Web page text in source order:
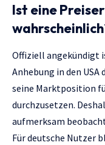
Ist eine
Offiziell angekündigt
Anhebung in den
seine Marktposition
durchzusetzen.
aufmerksam
Für deutsche Nutzer